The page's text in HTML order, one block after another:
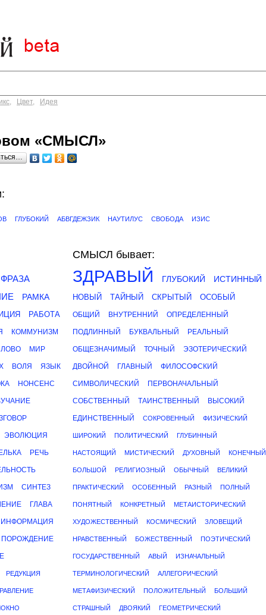
, Цвет, Идея
«СМЫСЛ»
ГЛУБОКИЙ АБВГДЕЖЗИК НАУТИЛУС СВОБОДА ИЗИС
ФРАЗА
РАМКА
РАБОТА
КОММУНИЗМ
МИР
ВОЛЯ ЯЗЫК
НОНСЕНС
ЭВОЛЮЦИЯ
РЕЧЬ
СИНТЕЗ
ГЛАВА
ИНФОРМАЦИЯ
ПОРОЖДЕНИЕ
РЕДУКЦИЯ
СМЫСЛ бывает:
ЗДРАВЫЙ ГЛУБОКИЙ ИСТИННЫЙ
НОВЫЙ ТАЙНЫЙ СКРЫТЫЙ ОСОБЫЙ
ОБЩИЙ ВНУТРЕННИЙ ОПРЕДЕЛЕННЫЙ
ПОДЛИННЫЙ БУКВАЛЬНЫЙ РЕАЛЬНЫЙ
ОБЩЕЗНАЧИМЫЙ ТОЧНЫЙ ЭЗОТЕРИЧЕСКИЙ
ДВОЙНОЙ ГЛАВНЫЙ ФИЛОСОФСКИЙ
СИМВОЛИЧЕСКИЙ ПЕРВОНАЧАЛЬНЫЙ
СОБСТВЕННЫЙ ТАИНСТВЕННЫЙ ВЫСОКИЙ
ЕДИНСТВЕННЫЙ СОКРОВЕННЫЙ ФИЗИЧЕСКИЙ
ШИРОКИЙ ПОЛИТИЧЕСКИЙ ГЛУБИННЫЙ
НАСТОЯЩИЙ МИСТИЧЕСКИЙ ДУХОВНЫЙ КОНЕЧНЫЙ
БОЛЬШОЙ РЕЛИГИОЗНЫЙ ОБЫЧНЫЙ ВЕЛИКИЙ
ПРАКТИЧЕСКИЙ ОСОБЕННЫЙ РАЗНЫЙ ПОЛНЫЙ
ПОНЯТНЫЙ КОНКРЕТНЫЙ МЕТАИСТОРИЧЕСКИЙ
ХУДОЖЕСТВЕННЫЙ КОСМИЧЕСКИЙ ЗЛОВЕЩИЙ
НРАВСТВЕННЫЙ БОЖЕСТВЕННЫЙ ПОЭТИЧЕСКИЙ
ГОСУДАРСТВЕННЫЙ АВЫЙ ИЗНАЧАЛЬНЫЙ
ТЕРМИНОЛОГИЧЕСКИЙ АЛЛЕГОРИЧЕСКИЙ
МЕТАФИЗИЧЕСКИЙ ПОЛОЖИТЕЛЬНЫЙ БОЛЬШИЙ
СТРАШНЫЙ ДВОЯКИЙ ГЕОМЕТРИЧЕСКИЙ